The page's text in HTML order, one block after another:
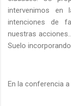
intervenimos en
intenciones de
nuestras
Suelo
En la conferencia